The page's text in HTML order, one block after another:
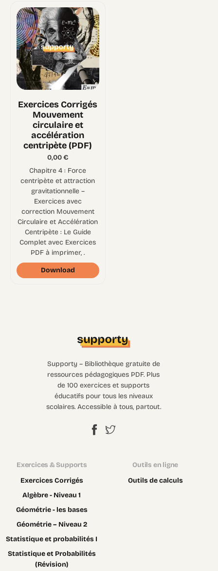
Exercices Corrigés
Mouvement
circulaire et
accélération
centripète (PDF)
0,00€
Chapitre 4 : Force
centripète et attraction
gravitationnelle –
Exercices avec
correction Mouvement
Circulaire et Accélération
Centripète : Le Guide
Complet avec Exercices
PDF à imprimer, .
Download
Supporty – Bibliothèque gratuite de
ressources pédagogiques PDF. Plus
de 100 exercices et supports
éducatifs pour tous les niveaux
scolaires. Accessible à tous, partout.
Exercices & Supports
Exercices Corrigés
Algèbre - Niveau 1
Géométrie - les bases
Géométrie – Niveau 2
Statistique et probabilités I
Statistique et Probabilités
(Révision)
Outils en ligne
Outils de calculs